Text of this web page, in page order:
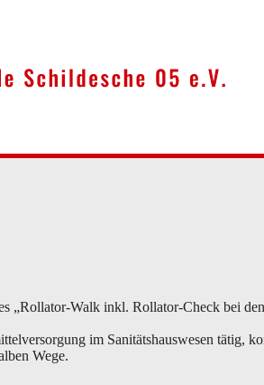
„Rollator-Walk inkl. Rollator-Check bei
im Sanitätshauswesen tätig,
Wege.